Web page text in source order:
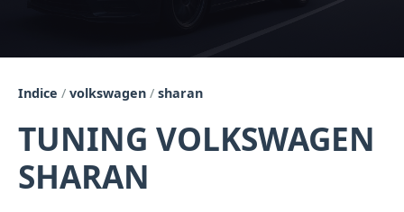
Indice / volkswagen / sharan
TUNING VOLKSWAGEN
SHARAN